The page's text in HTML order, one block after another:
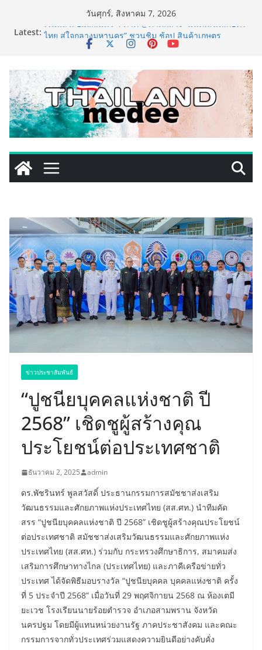
วันศุกร์, สิงหาคม 7, 2026
Latest: เริ่มแล้ว! อ.ต.ก.แฟร์ 4 ภาค @ภาคกลาง “มนต์เสน่ห์เกษตร
ไทย สู่ใจกลางมหานคร” ชวนชิม ช้อป สินค้าเกษตร
ททท. ประกาศความสำเร็จ Village to the World Season
5 ผนึก 9 พันธมิตร ขับเคลื่อน ESG Tourism สืบสานพระ
ราชปณิธาน สร้างคุณค่าการท่องเที่ยวไทยอย่างยั่งยืน
เหิงลี่ แมนูแฟคเจอริ่ง เทคโนโลยี (ไทยแลนด์) เปิดโรงงาน
แห่งใหม่ในชลบุรี เดินหน้าขยายฐานการผลิตสู่เอเชียตะวัน
ออกเฉียงใต้ เสริมแกร่งยุทธศาสตร์ระดับโลก
TECNO ประกาศทรานส์ฟอร์มจากเกมมิ่งโฟน สู่ไลฟ์สไตล์
แฟชั่นไอเท็ม เสิร์ฟใหญ่ปักหมุดแลนมาร์คใหม่กลางสถานี
MRT วาง POVA 8 Series จุดเริ่มต้นครั้งสำคัญ
PIPPER STANDARD® เปิดตัวแชมพูอาบน้ำ และ โฟมอาบ
แห้งสัตว์เลี้ยง ชูนวัตกรรมพลังธรรมชาติ “Zero-Residue”
ข่าวประชาสัมพันธ์
“ปูชนียบุคคลแห่งชาติ ปี
2568” เชิดชูผู้สร้างคุณ
ประโยชน์ต่อประเทศชาติ
ธันวาคม 2, 2025 admin
ดร.พัชรินทร์ พูลสวัสดิ์ ประธานกรรมการสมัชชาส่งเสริม
วัฒนธรรมและศักยภาพแห่งประเทศไทย (สส.ศท.) นำทีมคัด
สรร “ปูชนียบุคคลแห่งชาติ ปี 2568” เชิดชูผู้สร้างคุณประโยชน์
ต่อประเทศชาติ สมัชชาส่งเสริมวัฒนธรรมและศักยภาพแห่ง
ประเทศไทย (สส.ศท.) ร่วมกับ กระทรวงศึกษาธิการ, สมาคมส่ง
เสริมการศึกษาทางไกล (ประเทศไทย) และภาคีเครือข่ายทั่ว
ประเทศ ได้จัดพิธีมอบรางวัล “ปูชนียบุคคล บุคคลแห่งชาติ ครั้ง
ที่ 5 ประจำปี 2568” เมื่อวันที่ 29 พฤศจิกายน 2568 ณ ห้องเตมี
ยะเวช โรงเรียนนายร้อยตำรวจ อำเภอสามพราน จังหวัด
นครปฐม โดยมีผู้แทนหน่วยงานรัฐ ภาคประชาสังคม และคณะ
กรรมการจากทั่วประเทศร่วมแสดงความยินดีอย่างคับคั่ง